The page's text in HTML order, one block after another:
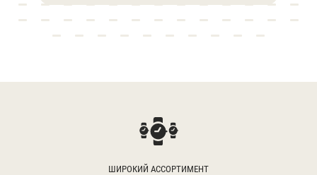
ШИРОКИЙ АССОРТИМЕНТ